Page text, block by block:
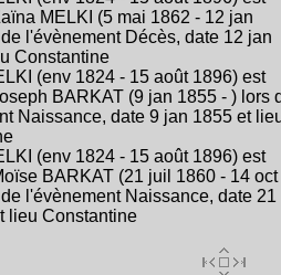
MELKI (5 mai 1862 - 12 jan
l'évènement Décès, date 12 jan
Constantine
(env 1824 - 15 août 1896) est
BARKAT (9 jan 1855 - ) lors
Naissance, date 9 jan 1855 et
(env 1824 - 15 août 1896) est
BARKAT (21 juil 1860 - 14 oct
l'évènement Naissance, date 21
lieu Constantine